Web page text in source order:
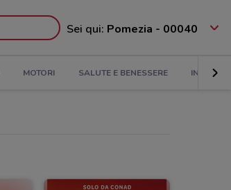
Sei qui: Pomezia - 00040
MOTORI SALUTE E BENESSERE INFANZIA